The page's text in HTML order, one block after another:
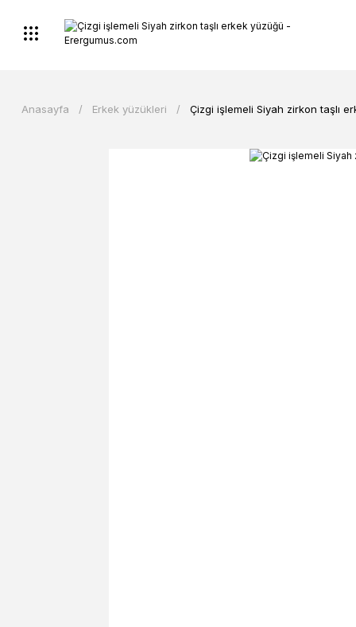
Anasayfa Erkek yüzükleri Çizgi işlemeli Siyah zirkon taşlı